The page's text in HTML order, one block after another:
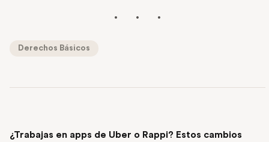
Derechos Básicos
¿Trabajas en apps de Uber o Rappi? Estos cambios